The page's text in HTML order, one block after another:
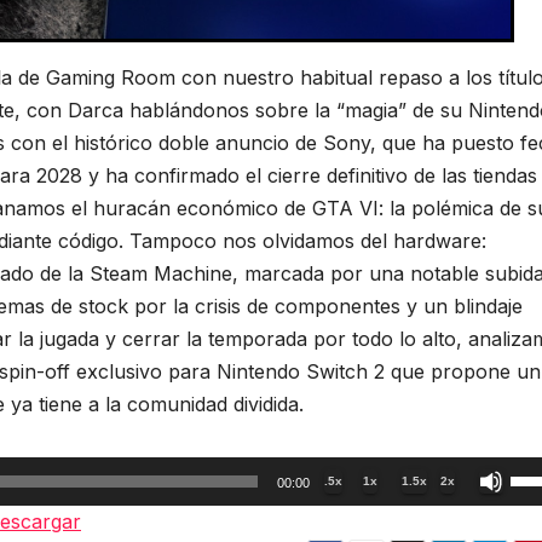
de Gaming Room con nuestro habitual repaso a los
con Darca hablándonos sobre la “magia” de su
el histórico doble anuncio de Sony, que ha puesto
2028 y ha confirmado el cierre definitivo de las tiendas
el huracán económico de GTA VI: la polémica de
código. Tampoco nos olvidamos del hardware:
de la Steam Machine, marcada por una notable
de stock por la crisis de componentes y un blindaje
la jugada y cerrar la temporada por todo lo alto,
off exclusivo para Nintendo Switch 2 que propone
tiene a la comunidad dividida.
00:00 .5x 1x 1.5x 2x
las